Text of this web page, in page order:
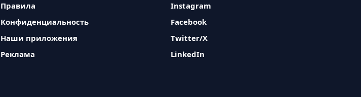
Правила
Конфиденциальность
Наши приложения
Реклама
Instagram
Facebook
Twitter/X
LinkedIn